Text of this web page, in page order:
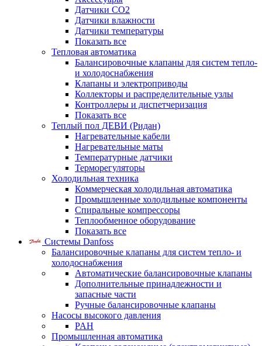
Датчики CO2
Датчики влажности
Датчики температуры
Показать все
Тепловая автоматика
Балансировочные клапаны для систем тепло-
и холодоснабжения
Клапаны и электроприводы
Коллекторы и распределительные узлы
Контроллеры и диспетчеризация
Показать все
Теплый пол ДЕВИ (Ридан)
Нагревательные кабели
Нагревательные маты
Температурные датчики
Терморегуляторы
Холодильная техника
Коммерческая холодильная автоматика
Промышленные холодильные компоненты
Спиральные компрессоры
Теплообменное оборудование
Показать все
Системы Danfoss
Балансировочные клапаны для систем тепло- и
холодоснабжения
Автоматические балансировочные клапаны
Дополнительные принадлежности и
запасные части
Ручные балансировочные клапаны
Насосы высокого давления
PAH
Промышленная автоматика